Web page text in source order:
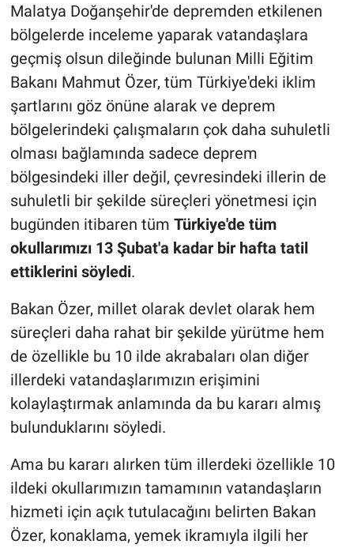
Malatya Doğanşehir'de depremden etkilenen
bölgelerde inceleme yaparak vatandaşlara
geçmiş olsun dileğinde bulunan Milli Eğitim
Bakanı Mahmut Özer, tüm Türkiye'deki iklim
şartlarını göz önüne alarak ve deprem
bölgelerindeki çalışmaların çok daha suhuletli
olması bağlamında sadece deprem
bölgesindeki iller değil, çevresindeki illerin de
suhuletli bir şekilde süreçleri yönetmesi için
bugünden itibaren tüm Türkiye'de tüm
okullarımızı 13 Şubat'a kadar bir hafta tatil
ettiklerini söyledi.
Bakan Özer, millet olarak devlet olarak hem
süreçleri daha rahat bir şekilde yürütme hem
de özellikle bu 10 ilde akrabaları olan diğer
illerdeki vatandaşlarımızın erişimini
kolaylaştırmak anlamında da bu kararı almış
bulunduklarını söyledi.
Ama bu kararı alırken tüm illerdeki özellikle 10
ildeki okullarımızın tamamının vatandaşların
hizmeti için açık tutulacağını belirten Bakan
Özer, konaklama, yemek ikramıyla ilgili her